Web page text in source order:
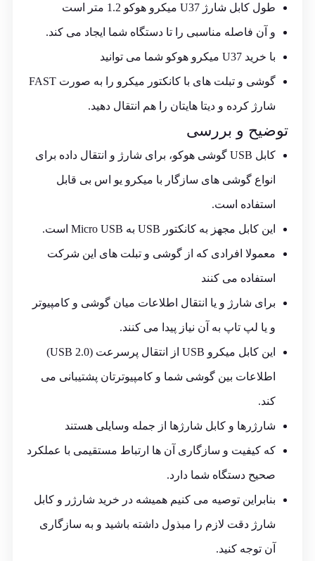
طول کابل شارژ U37 میکرو هوکو 1.2 متر است
و آن فاصله مناسبی را تا دستگاه شما ایجاد می کند.
با خرید U37 میکرو هوکو شما می توانید
گوشی و تبلت های با کانکتور میکرو را به صورت FAST
شارژ کرده و دیتا هایتان را هم انتقال دهید.
توضیح و بررسی
کابل USB گوشی هوکو، برای شارژ و انتقال داده برای
انواع گوشی های سازگار با میکرو یو اس بی قابل
استفاده است.
این کابل مجهز به کانکتور USB به Micro USB است.
معمولا افرادی که از گوشی و تبلت های این شرکت
استفاده می کنند
برای شارژ و یا انتقال اطلاعات میان گوشی و کامپیوتر
و یا لپ تاپ به آن نیاز پیدا می کنند.
این کابل میکرو USB از انتقال پرسرعت (USB 2.0)
اطلاعات بین گوشی شما و کامپیوترتان پشتیبانی می
کند.
شارژرها و کابل شارژها از جمله وسایلی هستند
که کیفیت و سازگاری آن ها ارتباط مستقیمی با عملکرد
صحیح دستگاه شما دارد.
بنابراین توصیه می کنیم همیشه در خرید شارژر و کابل
شارژ دقت لازم را مبذول داشته باشید و به سازگاری
آن توجه کنید.